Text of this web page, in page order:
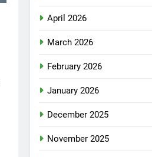
April 2026
March 2026
February 2026
January 2026
December 2025
November 2025